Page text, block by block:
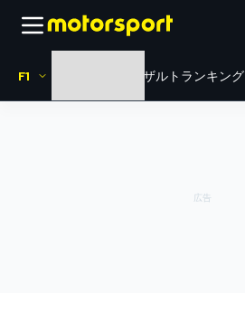
F1 リザルト ランキング